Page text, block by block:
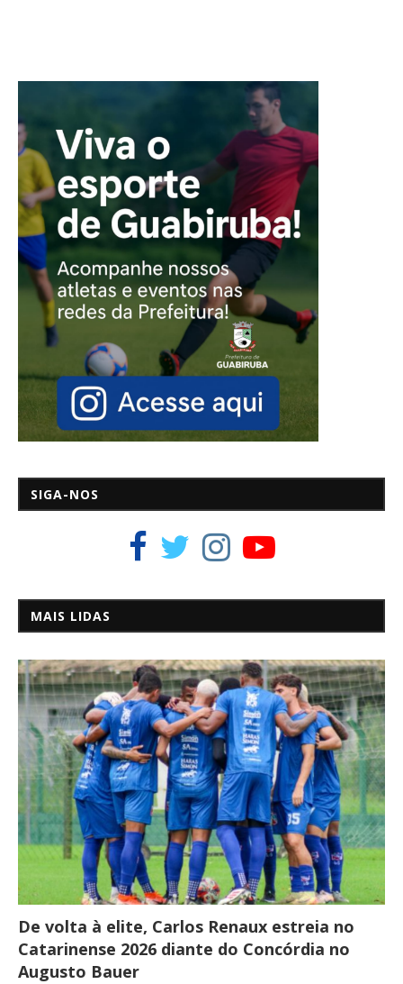
SIGA-NOS
MAIS LIDAS
De volta à elite, Carlos Renaux estreia no
Catarinense 2026 diante do Concórdia no
Augusto Bauer